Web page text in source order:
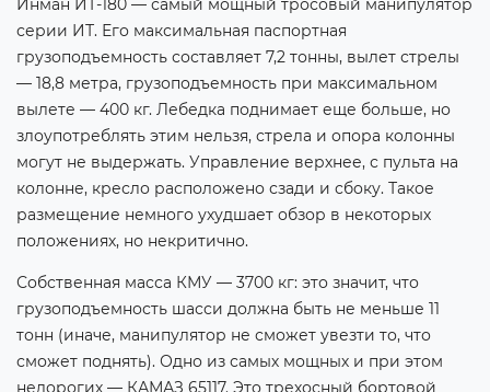
серии ИТ. Его максимальная паспортная
грузоподъемность составляет 7,2 тонны, вылет стрелы
— 18,8 метра, грузоподъемность при максимальном
вылете — 400 кг. Лебедка поднимает еще больше, но
злоупотреблять этим нельзя, стрела и опора колонны
могут не выдержать. Управление верхнее, с пульта на
колонне, кресло расположено сзади и сбоку. Такое
размещение немного ухудшает обзор в некоторых
положениях, но некритично.
Собственная масса КМУ — 3700 кг: это значит, что
грузоподъемность шасси должна быть не меньше 11
тонн (иначе, манипулятор не сможет увезти то, что
сможет поднять). Одно из самых мощных и при этом
недорогих — КАМАЗ 65117. Это трехосный бортовой